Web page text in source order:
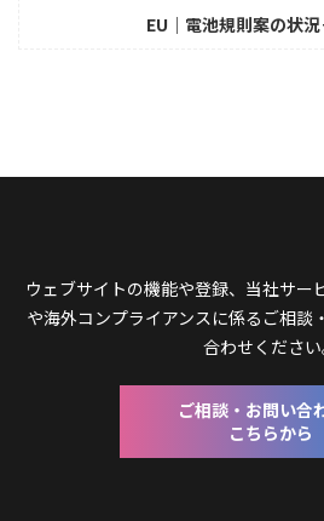
EU｜電池規則案の状
ウェブサイトの機能や登録、当社サー
や海外コンプライアンスに係るご相談
合わせください
ご相談・お問い合
こちらから